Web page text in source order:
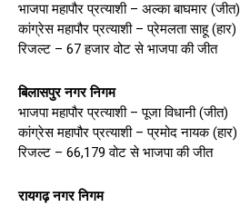
भाजपा महापौर प्रत्याशी – अल्का बाघमार (जीत)
कांग्रेस महापौर प्रत्याशी – प्रेमलता साहू (हार)
रिजल्ट – 67 हजार वोट से भाजपा की जीत
बिलासपुर नगर निगम
भाजपा महापौर प्रत्याशी – पूजा विधानी (जीत)
कांग्रेस महापौर प्रत्याशी – प्रमोद नायक (हार)
रिजल्ट – 66,179 वोट से भाजपा की जीत
रायगढ़ नगर निगम